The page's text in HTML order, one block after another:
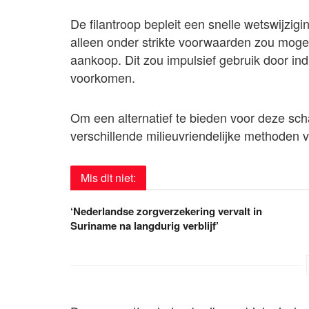
De filantroop bepleit een snelle
alleen onder strikte voorwaarden zou
aankoop. Dit zou impulsief gebruik door
voorkomen.
Om een alternatief te bieden voor deze
verschillende milieuvriendelijke methoden
Mis dit niet:
‘Nederlandse zorgverzekering vervalt in
Suriname na langdurig verblijf’